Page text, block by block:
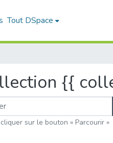
Tout DSpace
{{
sur le bouton « Parcourir »